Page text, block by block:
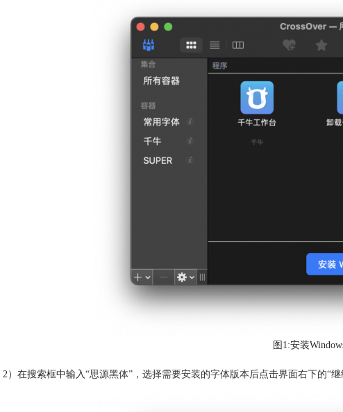
图1:安装
2）在搜索框中输入“思源黑体”，选择需要安装的字体版本后点击界面右下的“继